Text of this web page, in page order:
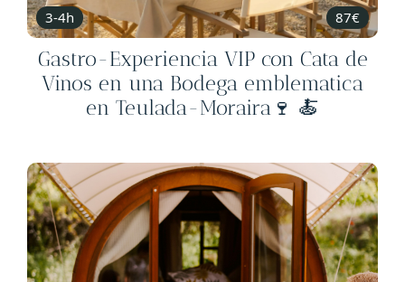
3-4h 87€
Gastro-Experiencia VIP con Cata de
Vinos en una Bodega emblematica
en Teulada-Moraira🍷 🍝